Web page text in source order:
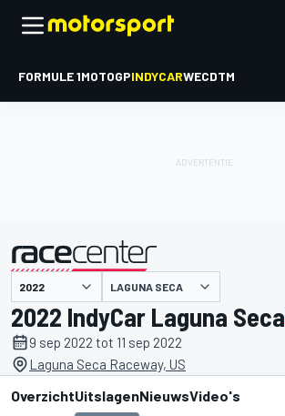
FORMULE 1MOTOGPINDYCARWECDTM
gepresenteerd door LAGUNA SECA
2022 IndyCar Laguna Seca
9 sep 2022 tot 11 sep 2022
Laguna Seca Raceway, US
OverzichtUitslagenNieuwsVideo's